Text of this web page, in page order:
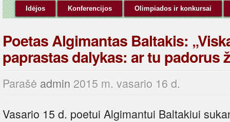
Idėjos Konferencijos Olimpiados ir konkursai
Poetas Algimantas Baltakis:
paprastas dalykas: ar tu padorus
Parašė admin 2015 m. vasario 16 d.
Vasario 15 d. poetui Algimantui Baltakiui